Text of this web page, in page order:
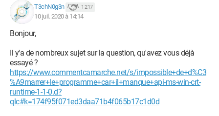
T3chN0g3n 1 217
10 juil. 2020 à 14:14
Bonjour,
Il y'a de nombreux sujet sur la question, qu'avez vous déjà
essayé ?
https://www.commentcamarche.net/s/impossible+de+d%C3
%A9marrer+le+programme+car+il+manque+api-ms-win-crt-
runtime-1-1-0.d?
qlc#k=174f95f071ed3daa71b4f065b17c1d0d